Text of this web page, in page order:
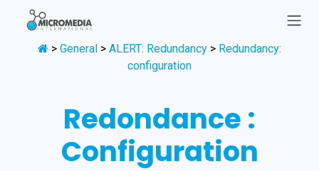
Se rendre au contenu
> General > ALERT: Redundancy > Redundancy:
configuration
Redondance :
Configuration